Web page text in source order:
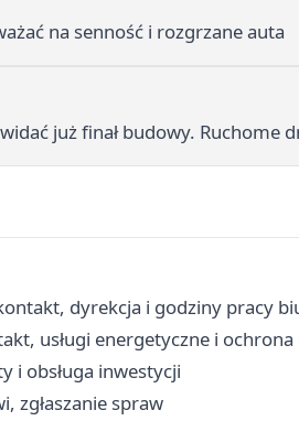
na senność i rozgrzane auta
już finał budowy. Ruchome
dyrekcja i godziny pracy
usługi energetyczne i
i obsługa inwestycji
zgłaszanie spraw